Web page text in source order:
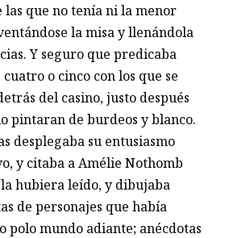
las que no tenía ni la menor
la misa y llenándola
Y seguro que predicaba
o cinco con los que se
del casino, justo después
pintaran de burdeos y blanco.
desplegaba su entusiasmo
y citaba a Amélie Nothomb
la hubiera leído, y dibujaba
de personajes que había
polo mundo adiante; anécdotas